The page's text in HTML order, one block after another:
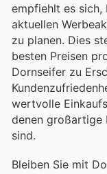
empfiehlt es sich,
aktuellen
zu planen. Dies
besten Preisen
Dornseifer zu
wertvolle
denen großartige
sind.
Bleiben Sie mit